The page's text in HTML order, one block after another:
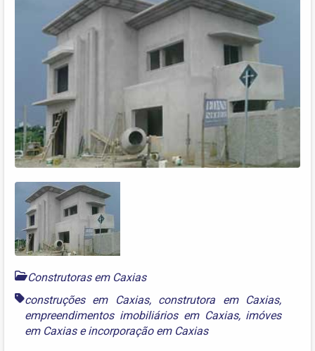
Construtoras em Caxias
construções em Caxias, construtora em Caxias,
empreendimentos imobiliários em Caxias, imóves
em Caxiaseincorporação em Caxias